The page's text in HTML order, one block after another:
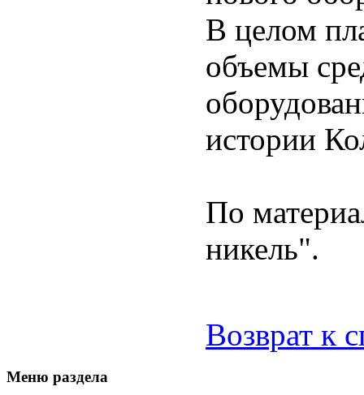
В целом
объемы
истории
По
никель".
Возврат к
Меню раздела